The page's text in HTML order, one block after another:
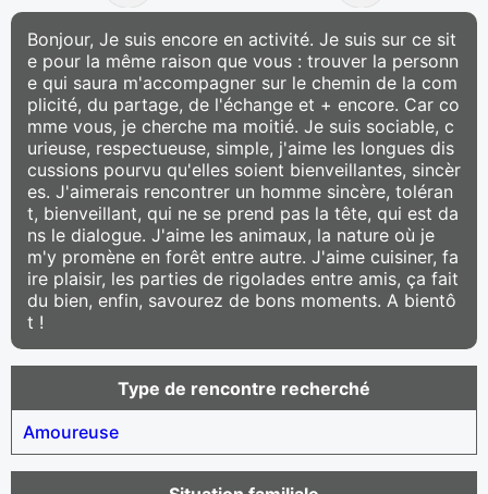
Bonjour, Je suis encore en activité. Je suis sur ce sit
e pour la même raison que vous : trouver la personn
e qui saura m'accompagner sur le chemin de la com
plicité, du partage, de l'échange et + encore. Car co
mme vous, je cherche ma moitié. Je suis sociable, c
urieuse, respectueuse, simple, j'aime les longues dis
cussions pourvu qu'elles soient bienveillantes, sincèr
es. J'aimerais rencontrer un homme sincère, toléran
t, bienveillant, qui ne se prend pas la tête, qui est da
ns le dialogue. J'aime les animaux, la nature où je
m'y promène en forêt entre autre. J'aime cuisiner, fa
ire plaisir, les parties de rigolades entre amis, ça fait
du bien, enfin, savourez de bons moments. A bientô
t !
Type de rencontre recherché
Amoureuse